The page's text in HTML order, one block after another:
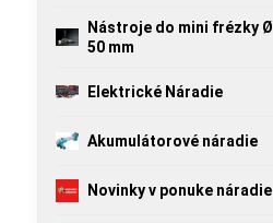
Nástroje do mini frézky Ø
50 mm
Elektrické Náradie
Akumulátorové náradie
Novinky v ponuke náradie